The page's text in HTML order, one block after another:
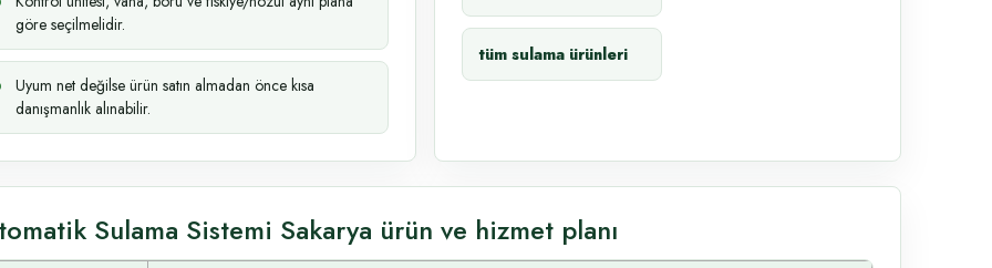
göre seçilmelidir.
Uyum net değilse ürün satın almadan önce kısa
danışmanlık alınabilir.
tüm sulama ürünleri
Sulama Sistemi Sakarya ürün ve hizmet planı